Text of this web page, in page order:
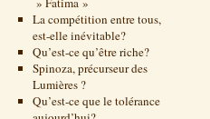
La compétition entre tous,
est-elle inévitable?
Qu’est-ce qu’être riche?
Spinoza, précurseur des
Lumières ?
Qu’est-ce que le tolérance